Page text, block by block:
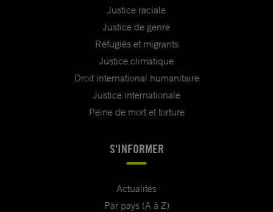
Justice raciale
Justice de genre
Réfugiés et migrants
Justice climatique
Droit international humanitaire
Justice internationale
Peine de mort et torture
S'INFORMER
Actualités
Par pays (A à Z)